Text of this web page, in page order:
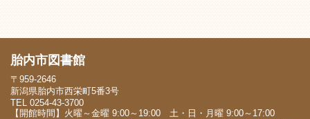
胎内市図書館
〒959-2646
新潟県胎内市西栄町5番3号
TEL 0254-43-3700
【開館時間】火曜～金曜 9:00～19:00 土・日・月曜 9:00～17:00